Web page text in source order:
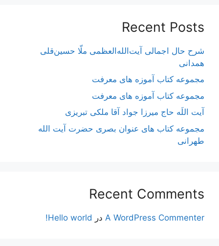
Recent Posts
شرح حال اجمالی آیت‌الله‌العظمی ملّا حسین‌قلی
همدانی
مجموعه کتاب آموزه های معرفت
مجموعه کتاب آموزه های معرفت
آیت اللَه حاج میرزا جواد آقا ملکی تبریزی
مجموعه کتاب های عنوان بصری حضرت آیت الله
طهرانی
Recent Comments
A WordPress Commenter در Hello world!